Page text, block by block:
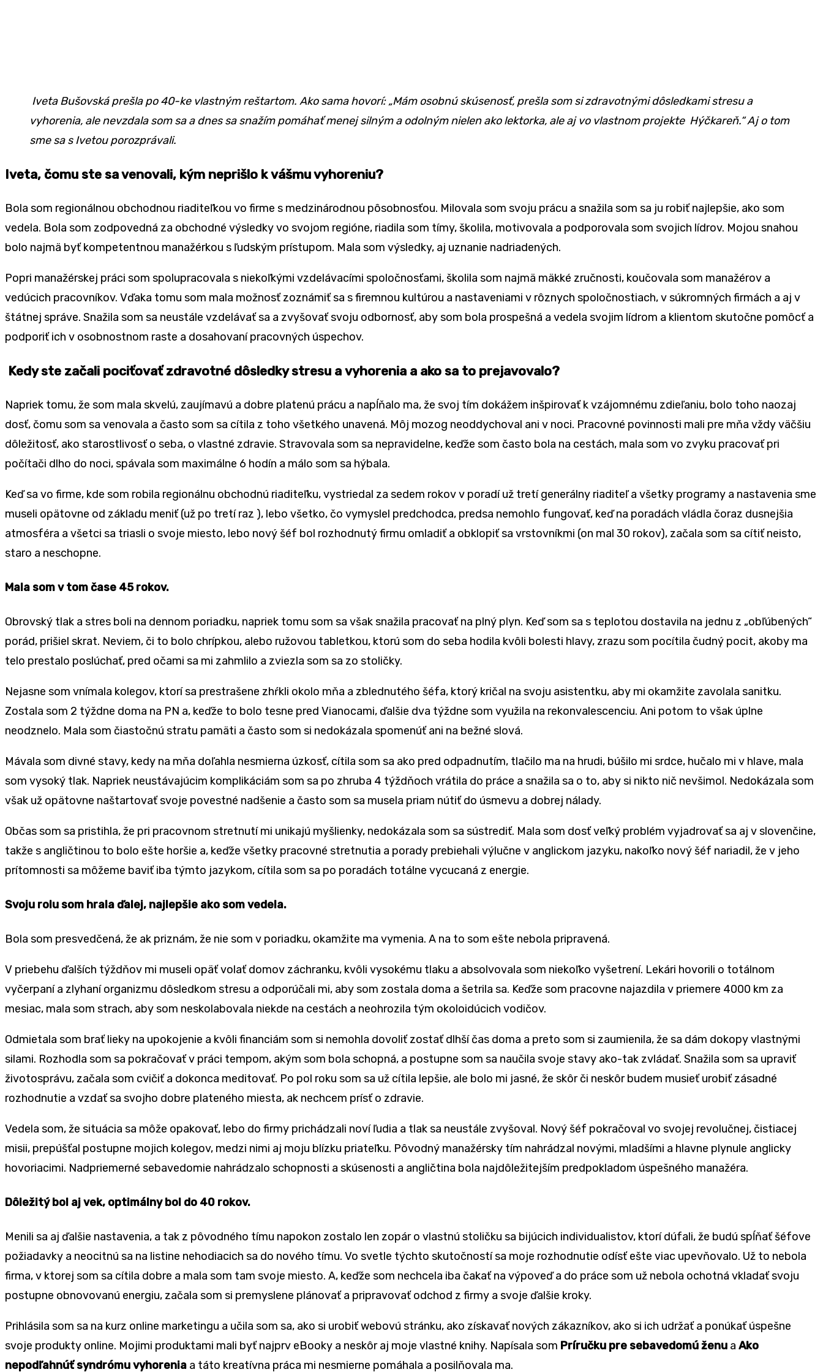
Iveta Bušovská prešla po 40-ke vlastným reštartom. Ako sama hovorí: „Mám osobnú skúsenosť, prešla som si zdravotnými dôsledkami stresu a
vyhorenia, ale nevzdala som sa a dnes sa snažím pomáhať menej silným a odolným nielen ako lektorka, ale aj vo vlastnom projekte Hýčkareň.“ Aj o tom
sme sa s Ivetou porozprávali.
Iveta, čomu ste sa venovali, kým neprišlo k vášmu vyhoreniu?
Bola som regionálnou obchodnou riaditeľkou vo firme s medzinárodnou pôsobnosťou. Milovala som svoju prácu a snažila som sa ju robiť najlepšie, ako som
vedela. Bola som zodpovedná za obchodné výsledky vo svojom regióne, riadila som tímy, školila, motivovala a podporovala som svojich lídrov. Mojou snahou
bolo najmä byť kompetentnou manažérkou s ľudským prístupom. Mala som výsledky, aj uznanie nadriadených.
Popri manažérskej práci som spolupracovala s niekoľkými vzdelávacími spoločnosťami, školila som najmä mäkké zručnosti, koučovala som manažérov a
vedúcich pracovníkov. Vďaka tomu som mala možnosť zoznámiť sa s firemnou kultúrou a nastaveniami v rôznych spoločnostiach, v súkromných firmách a aj v
štátnej správe. Snažila som sa neustále vzdelávať sa a zvyšovať svoju odbornosť, aby som bola prospešná a vedela svojim lídrom a klientom skutočne pomôcť a
podporiť ich v osobnostnom raste a dosahovaní pracovných úspechov.
Kedy ste začali pociťovať zdravotné dôsledky stresu a vyhorenia a ako sa to prejavovalo?
Napriek tomu, že som mala skvelú, zaujímavú a dobre platenú prácu a napĺňalo ma, že svoj tím dokážem inšpirovať k vzájomnému zdieľaniu, bolo toho naozaj
dosť, čomu som sa venovala a často som sa cítila z toho všetkého unavená. Môj mozog neoddychoval ani v noci. Pracovné povinnosti mali pre mňa vždy väčšiu
dôležitosť, ako starostlivosť o seba, o vlastné zdravie. Stravovala som sa nepravidelne, keďže som často bola na cestách, mala som vo zvyku pracovať pri
počítači dlho do noci, spávala som maximálne 6 hodín a málo som sa hýbala.
Keď sa vo firme, kde som robila regionálnu obchodnú riaditeľku, vystriedal za sedem rokov v poradí už tretí generálny riaditeľ a všetky programy a nastavenia sme
museli opätovne od základu meniť (už po tretí raz ), lebo všetko, čo vymyslel predchodca, predsa nemohlo fungovať, keď na poradách vládla čoraz dusnejšia
atmosféra a všetci sa triasli o svoje miesto, lebo nový šéf bol rozhodnutý firmu omladiť a obklopiť sa vrstovníkmi (on mal 30 rokov), začala som sa cítiť neisto,
staro a neschopne.
Mala som v tom čase 45 rokov.
Obrovský tlak a stres boli na dennom poriadku, napriek tomu som sa však snažila pracovať na plný plyn. Keď som sa s teplotou dostavila na jednu z „obľúbených“
porád, prišiel skrat. Neviem, či to bolo chrípkou, alebo ružovou tabletkou, ktorú som do seba hodila kvôli bolesti hlavy, zrazu som pocítila čudný pocit, akoby ma
telo prestalo poslúchať, pred očami sa mi zahmlilo a zviezla som sa zo stoličky.
Nejasne som vnímala kolegov, ktorí sa prestrašene zhŕkli okolo mňa a zblednutého šéfa, ktorý kričal na svoju asistentku, aby mi okamžite zavolala sanitku.
Zostala som 2 týždne doma na PN a, keďže to bolo tesne pred Vianocami, ďalšie dva týždne som využila na rekonvalescenciu. Ani potom to však úplne
neodznelo. Mala som čiastočnú stratu pamäti a často som si nedokázala spomenúť ani na bežné slová.
Mávala som divné stavy, kedy na mňa doľahla nesmierna úzkosť, cítila som sa ako pred odpadnutím, tlačilo ma na hrudi, búšilo mi srdce, hučalo mi v hlave, mala
som vysoký tlak. Napriek neustávajúcim komplikáciám som sa po zhruba 4 týždňoch vrátila do práce a snažila sa o to, aby si nikto nič nevšimol. Nedokázala som
však už opätovne naštartovať svoje povestné nadšenie a často som sa musela priam nútiť do úsmevu a dobrej nálady.
Občas som sa pristihla, že pri pracovnom stretnutí mi unikajú myšlienky, nedokázala som sa sústrediť. Mala som dosť veľký problém vyjadrovať sa aj v slovenčine,
takže s angličtinou to bolo ešte horšie a, keďže všetky pracovné stretnutia a porady prebiehali výlučne v anglickom jazyku, nakoľko nový šéf nariadil, že v jeho
prítomnosti sa môžeme baviť iba týmto jazykom, cítila som sa po poradách totálne vycucaná z energie.
Svoju rolu som hrala ďalej, najlepšie ako som vedela.
Bola som presvedčená, že ak priznám, že nie som v poriadku, okamžite ma vymenia. A na to som ešte nebola pripravená.
V priebehu ďalších týždňov mi museli opäť volať domov záchranku, kvôli vysokému tlaku a absolvovala som niekoľko vyšetrení. Lekári hovorili o totálnom
vyčerpaní a zlyhaní organizmu dôsledkom stresu a odporúčali mi, aby som zostala doma a šetrila sa. Keďže som pracovne najazdila v priemere 4000 km za
mesiac, mala som strach, aby som neskolabovala niekde na cestách a neohrozila tým okoloidúcich vodičov.
Odmietala som brať lieky na upokojenie a kvôli financiám som si nemohla dovoliť zostať dlhší čas doma a preto som si zaumienila, že sa dám dokopy vlastnými
silami. Rozhodla som sa pokračovať v práci tempom, akým som bola schopná, a postupne som sa naučila svoje stavy ako-tak zvládať. Snažila som sa upraviť
životosprávu, začala som cvičiť a dokonca meditovať. Po pol roku som sa už cítila lepšie, ale bolo mi jasné, že skôr či neskôr budem musieť urobiť zásadné
rozhodnutie a vzdať sa svojho dobre plateného miesta, ak nechcem prísť o zdravie.
Vedela som, že situácia sa môže opakovať, lebo do firmy prichádzali noví ľudia a tlak sa neustále zvyšoval. Nový šéf pokračoval vo svojej revolučnej, čistiacej
misii, prepúšťal postupne mojich kolegov, medzi nimi aj moju blízku priateľku. Pôvodný manažérsky tím nahrádzal novými, mladšími a hlavne plynule anglicky
hovoriacimi. Nadpriemerné sebavedomie nahrádzalo schopnosti a skúsenosti a angličtina bola najdôležitejším predpokladom úspešného manažéra.
Dôležitý bol aj vek, optimálny bol do 40 rokov.
Menili sa aj ďalšie nastavenia, a tak z pôvodného tímu napokon zostalo len zopár o vlastnú stoličku sa bijúcich individualistov, ktorí dúfali, že budú spĺňať šéfove
požiadavky a neocitnú sa na listine nehodiacich sa do nového tímu. Vo svetle týchto skutočností sa moje rozhodnutie odísť ešte viac upevňovalo. Už to nebola
firma, v ktorej som sa cítila dobre a mala som tam svoje miesto. A, keďže som nechcela iba čakať na výpoveď a do práce som už nebola ochotná vkladať svoju
postupne obnovovanú energiu, začala som si premyslene plánovať a pripravovať odchod z firmy a svoje ďalšie kroky.
Prihlásila som sa na kurz online marketingu a učila som sa, ako si urobiť webovú stránku, ako získavať nových zákazníkov, ako si ich udržať a ponúkať úspešne
svoje produkty online. Mojimi produktami mali byť najprv eBooky a neskôr aj moje vlastné knihy. Napísala som Príručku pre sebavedomú ženu a Ako
nepodľahnúť syndrómu vyhorenia a táto kreatívna práca mi nesmierne pomáhala a posilňovala ma.